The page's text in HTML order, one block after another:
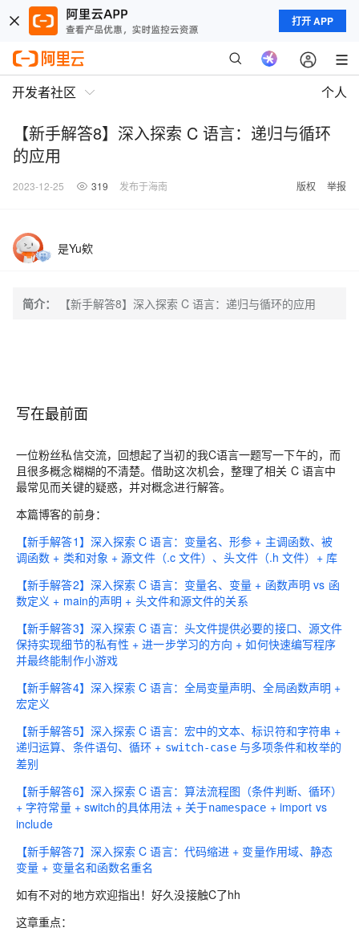
打开 APP
开发者社区 个人
【新手解答8】深入探索 C 语言：递归与循环
的应用
2023-12-25 319 发布于海南 版权 举报
是Yu欸
简介： 【新手解答8】深入探索 C 语言：递归与循环的应用
写在最前面
一位粉丝私信交流，回想起了当初的我C语言一题写一下午的，而
且很多概念糊糊的不清楚。借助这次机会，整理了相关 C 语言中
最常见而关键的疑惑，并对概念进行解答。
本篇博客的前身：
【新手解答1】深入探索 C 语言：变量名、形参 + 主调函数、被
调函数 + 类和对象 + 源文件（.c 文件）、头文件（.h 文件）+ 库
【新手解答2】深入探索 C 语言：变量名、变量 + 函数声明 vs 函
数定义 + main的声明 + 头文件和源文件的关系
【新手解答3】深入探索 C 语言：头文件提供必要的接口、源文件
保持实现细节的私有性 + 进一步学习的方向 + 如何快速编写程序
并最终能制作小游戏
【新手解答4】深入探索 C 语言：全局变量声明、全局函数声明 +
宏定义
【新手解答5】深入探索 C 语言：宏中的文本、标识符和字符串 +
递归运算、条件语句、循环 + switch-case与多项条件和枚举的
差别
【新手解答6】深入探索 C 语言：算法流程图（条件判断、循环）
+ 字符常量 + switch的具体用法 + 关于namespace + import vs
include
【新手解答7】深入探索 C 语言：代码缩进 + 变量作用域、静态
变量 + 变量名和函数名重名
如有不对的地方欢迎指出！好久没接触C了hh
这章重点：